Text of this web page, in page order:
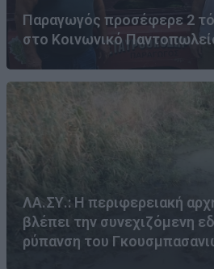
Παραγωγός προσέφερε 2
στο Κοινωνικό
ΛΑ.ΣΥ.: Η περιφερειακή
βλέπει την συνεχιζόμενη
ρύπανση του